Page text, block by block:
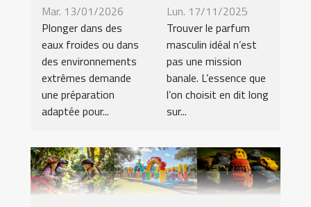
Mar. 13/01/2026
Plonger dans des
eaux froides ou dans
des environnements
extrêmes demande
une préparation
adaptée pour...
Lun. 17/11/2025
Trouver le parfum
masculin idéal n’est
pas une mission
banale. L’essence que
l’on choisit en dit long
sur...